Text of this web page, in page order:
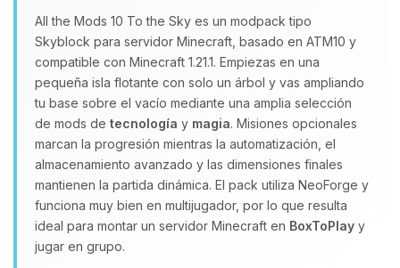
All the Mods 10 To the Sky es un modpack tipo
Skyblock para servidor Minecraft, basado en ATM10 y
compatible con Minecraft 1.21.1. Empiezas en una
pequeña isla flotante con solo un árbol y vas ampliando
tu base sobre el vacío mediante una amplia selección
de mods de tecnología y magia. Misiones opcionales
marcan la progresión mientras la automatización, el
almacenamiento avanzado y las dimensiones finales
mantienen la partida dinámica. El pack utiliza NeoForge y
funciona muy bien en multijugador, por lo que resulta
ideal para montar un servidor Minecraft en BoxToPlay y
jugar en grupo.
07/08/2026 02:16